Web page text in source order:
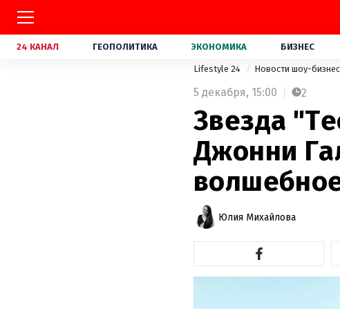
24 КАНАЛ ГЕОПОЛИТИКА ЭКОНОМИКА БИЗНЕС
Lifestyle 24 Новости шоу-
5 декабря, 15:00 2
Звезда
Джонни
Юлия Михайлова